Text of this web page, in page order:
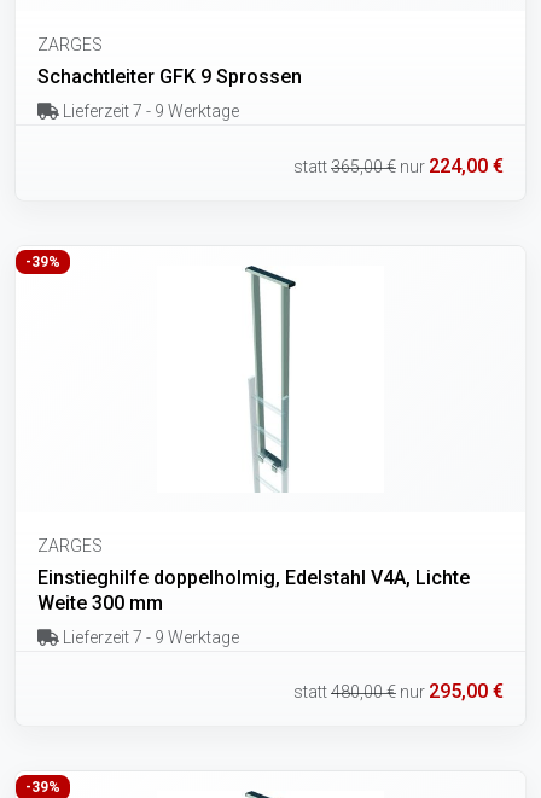
ZARGES
Schachtleiter GFK 9 Sprossen
Lieferzeit 7 - 9 Werktage
statt365,00 € nur 224,00 €
-39%
ZARGES
Einstieghilfe doppelholmig, Edelstahl V4A, Lichte
Weite 300 mm
Lieferzeit 7 - 9 Werktage
statt480,00 € nur 295,00 €
-39%